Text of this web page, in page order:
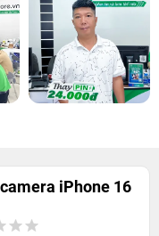
iPhone 16